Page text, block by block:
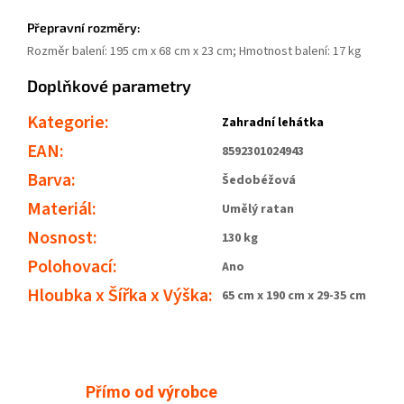
Přímo od výrobce
Přepravní rozměry:
Rozměr balení: 195 cm x 68 cm x 23 cm; Hmotnost balení: 17 kg
Doplňkové parametry
Kategorie: Zahradní lehátka
EAN: 8592301024943
Barva: Šedobéžová
Materiál: Umělý ratan
Nosnost: 130 kg
Polohovací: Ano
Hloubka x Šířka x Výška: 65 cm x 190 cm x 29-35 cm